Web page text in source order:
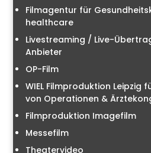
Filmagentur für
healthcare
Livestreaming / Live-
Anbieter
OP-Film
WIEL Filmproduktion Leipzig
von Operationen &
Filmproduktion Imagefilm
Messefilm
Theatervideo